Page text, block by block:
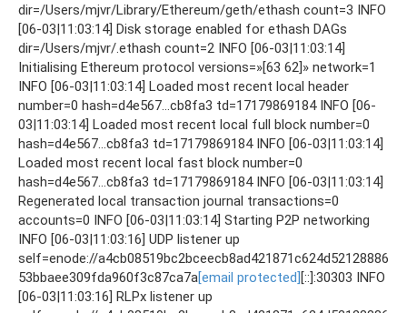
dir=/Users/mjvr/Library/Ethereum/geth/ethash count=3 INFO
[06-03|11:03:14] Disk storage enabled for ethash DAGs
dir=/Users/mjvr/.ethash count=2 INFO [06-03|11:03:14]
Initialising Ethereum protocol versions=»[63 62]» network=1
INFO [06-03|11:03:14] Loaded most recent local header
number=0 hash=d4e567…cb8fa3 td=17179869184 INFO [06-
03|11:03:14] Loaded most recent local full block number=0
hash=d4e567…cb8fa3 td=17179869184 INFO [06-03|11:03:14]
Loaded most recent local fast block number=0
hash=d4e567…cb8fa3 td=17179869184 INFO [06-03|11:03:14]
Regenerated local transaction journal transactions=0
accounts=0 INFO [06-03|11:03:14] Starting P2P networking
INFO [06-03|11:03:16] UDP listener up
self=enode://a4cb08519bc2bceecb8ad421871c624d52128886
53bbaee309fda960f3c87ca7a[email protected] [::]:30303 INFO
[06-03|11:03:16] RLPx listener up